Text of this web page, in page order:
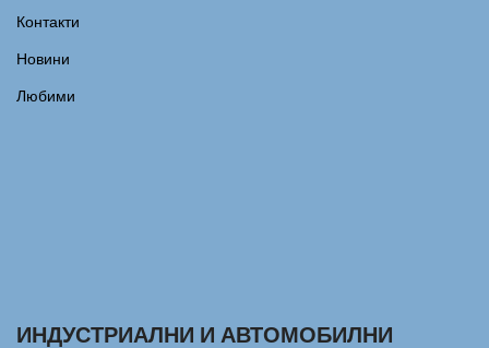
Контакти
Новини
Любими
ИНДУСТРИАЛНИ И АВТОМОБИЛНИ